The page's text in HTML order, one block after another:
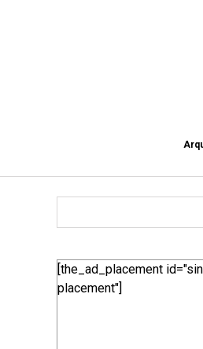
[the_ad_placement
placement"]